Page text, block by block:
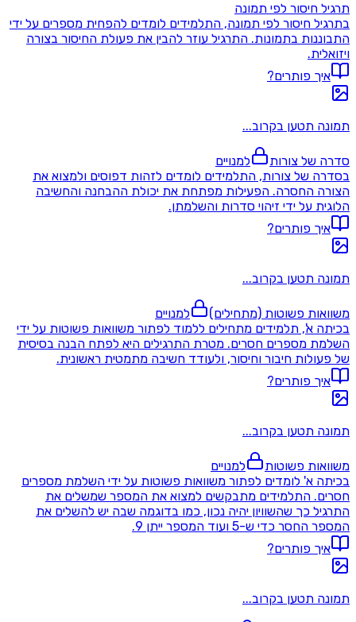
תרגיל חיסור לפי תמונה
בתרגיל חיסור לפי תמונה, התלמידים לומדים להפחית מספרים על ידי
התבוננות בתמונות. התרגיל עוזר להבין את פעולת החיסור בצורה
ויזואלית.
איך פותרים?
תמונה תטען בקרוב...
סדרה של צורות
למנויים
בסדרה של צורות, התלמידים לומדים לזהות דפוסים ולמצוא את
הצורה החסרה. הפעילות מפתחת את יכולת ההבחנה והחשיבה
הלוגית על ידי זיהוי סדרות והשלמתן.
איך פותרים?
תמונה תטען בקרוב...
משוואות פשוטות (מתחילים)
למנויים
בכיתה א', תלמידים מתחילים ללמוד לפתור משוואות פשוטות על ידי
השלמת מספרים חסרים. מטרת התרגילים היא לפתח הבנה בסיסית
של פעולות חיבור וחיסור, ולעודד חשיבה מתמטית ראשונית.
איך פותרים?
תמונה תטען בקרוב...
משוואות פשוטות
למנויים
בכיתה א' לומדים לפתור משוואות פשוטות על ידי השלמת מספרים
חסרים. התלמידים מתבקשים למצוא את המספר שמשלים את
התרגיל כך שהשוויון יהיה נכון, כמו בדוגמה שבה יש להשלים את
המספר החסר כדי ש-5 ועוד המספר ייתן 9.
איך פותרים?
תמונה תטען בקרוב...